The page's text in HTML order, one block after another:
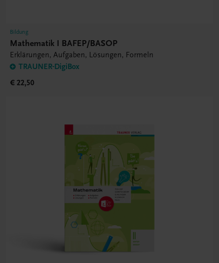
Bildung
Mathematik I BAFEP/BASOP
Erklärungen, Aufgaben, Lösungen, Formeln
TRAUNER-DigiBox
€ 22,50